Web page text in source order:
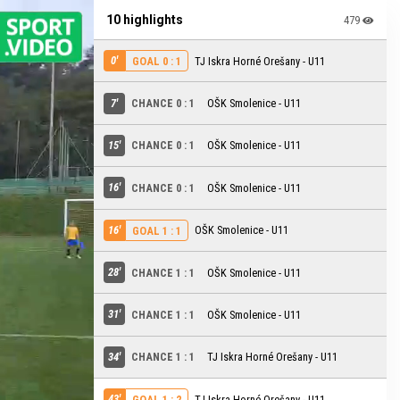
10 highlights 479
0' GOAL 0 : 1 TJ Iskra Horné Orešany - U11
7' CHANCE 0 : 1 OŠK Smolenice - U11
15' CHANCE 0 : 1 OŠK Smolenice - U11
16' CHANCE 0 : 1 OŠK Smolenice - U11
16' GOAL 1 : 1 OŠK Smolenice - U11
28' CHANCE 1 : 1 OŠK Smolenice - U11
31' CHANCE 1 : 1 OŠK Smolenice - U11
34' CHANCE 1 : 1 TJ Iskra Horné Orešany - U11